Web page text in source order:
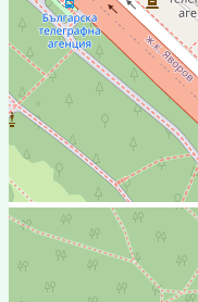
Your name
e-mail
Subject
Comment*